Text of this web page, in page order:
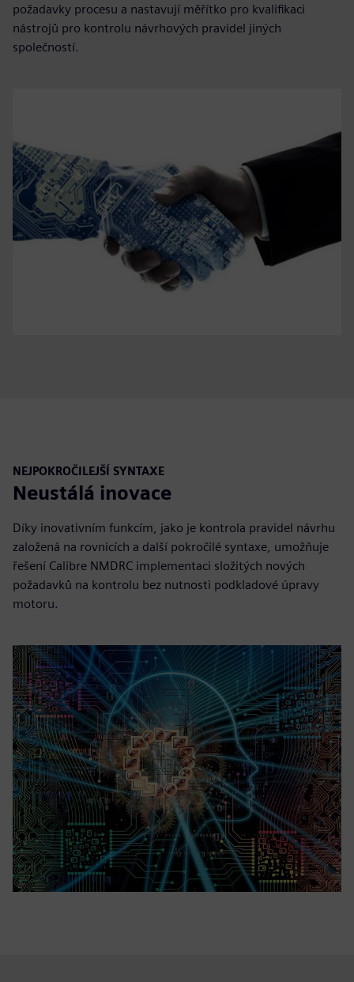
požadavky procesu a nastavují měřítko pro kvalifikaci
nástrojů pro kontrolu návrhových pravidel jiných
společností.
NEJPOKROČILEJŠÍ SYNTAXE
Neustálá inovace
Díky inovativním funkcím, jako je kontrola pravidel návrhu
založená na rovnicích a další pokročilé syntaxe, umožňuje
řešení Calibre NMDRC implementaci složitých nových
požadavků na kontrolu bez nutnosti podkladové úpravy
motoru.